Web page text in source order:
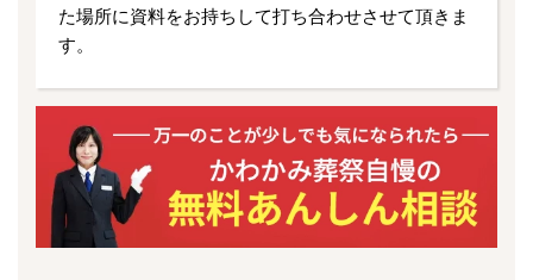
た場所に資料をお持ちして打ち合わせさせて頂きま
す。